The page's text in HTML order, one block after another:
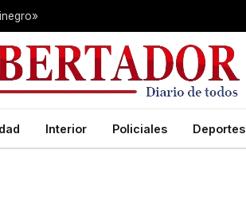
Interior Policiales Deportes